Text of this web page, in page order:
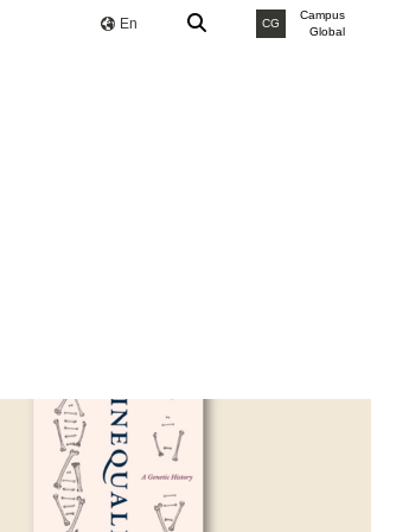
En CG
Campus
Global